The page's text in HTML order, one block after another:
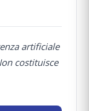
artificiale
costituisce